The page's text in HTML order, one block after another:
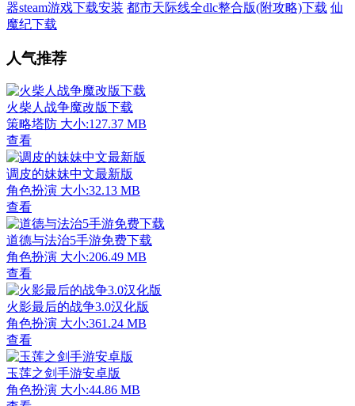
器steam游戏下载安装 都市天际线全dlc整合版(附攻略)下载 仙
魔纪下载
人气推荐
火柴人战争魔改版下载
策略塔防 大小:127.37 MB
查看
调皮的妹妹中文最新版
角色扮演 大小:32.13 MB
查看
道德与法治5手游免费下载
角色扮演 大小:206.49 MB
查看
火影最后的战争3.0汉化版
角色扮演 大小:361.24 MB
查看
玉莲之剑手游安卓版
角色扮演 大小:44.86 MB